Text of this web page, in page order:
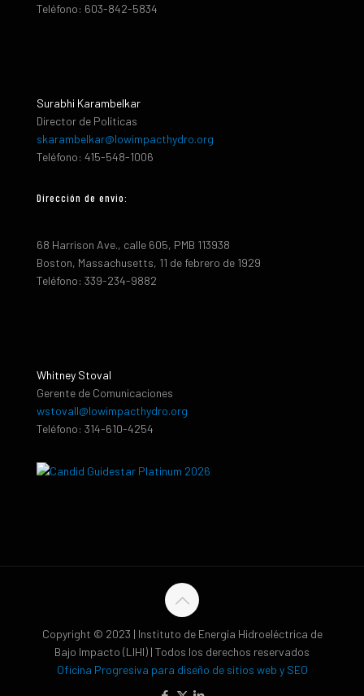
Teléfono: 603-842-5834
Surabhi Karambelkar
Director de Políticas
skarambelkar@lowimpacthydro.org
Teléfono: 415-548-1006
Dirección de envio:
68 Harrison Ave., calle 605, PMB 113938
Boston, Massachusetts, 11 de febrero de 1929
Teléfono: 339-234-9882
Whitney Stoval
Gerente de Comunicaciones
wstovall@lowimpacthydro.org
Teléfono: 314-610-4254
Copyright © 2023 | Instituto de Energía Hidroeléctrica de
Bajo Impacto (LIHI) | Todos los derechos reservados
Oficina Progresiva para diseño de sitios web y SEO